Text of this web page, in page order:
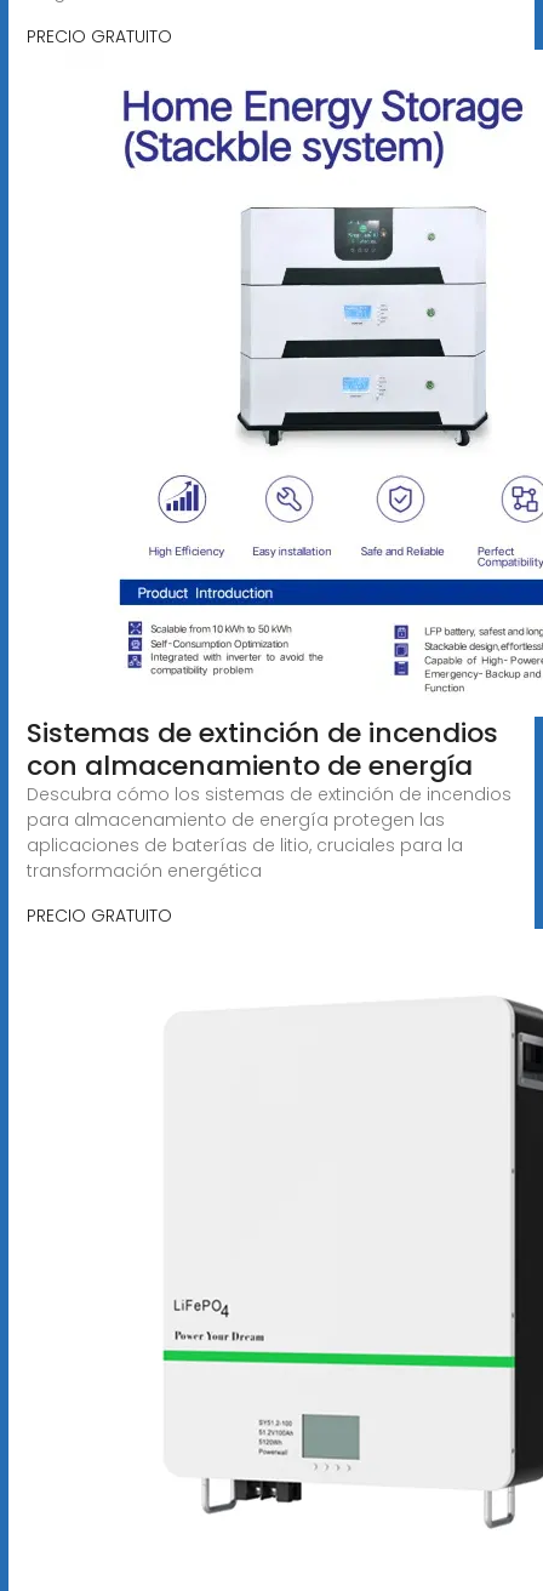
PRECIO GRATUITO
Sistemas de extinción de incendios
con almacenamiento de energía
Descubra cómo los sistemas de extinción de incendios
para almacenamiento de energía protegen las
aplicaciones de baterías de litio, cruciales para la
transformación energética
PRECIO GRATUITO